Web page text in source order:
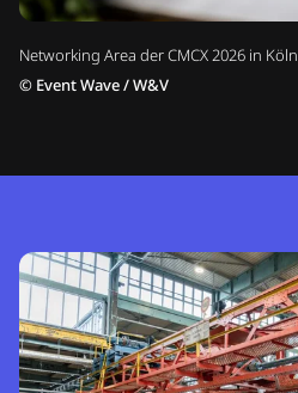
Networking Area der CMCX 2026 in Köln
© Event Wave / W&V